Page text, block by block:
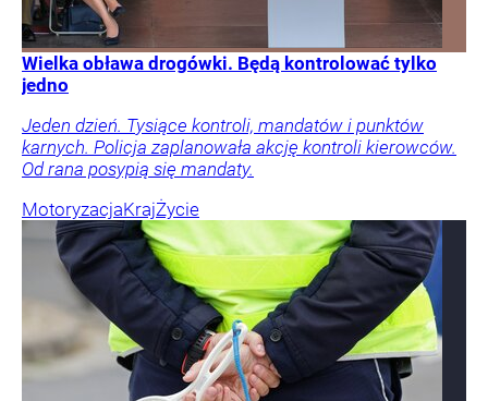
Wielka obława drogówki. Będą kontrolować tylko
jedno
Jeden dzień. Tysiące kontroli, mandatów i punktów
karnych. Policja zaplanowała akcję kontroli kierowców.
Od rana posypią się mandaty.
MotoryzacjaKrajŻycie